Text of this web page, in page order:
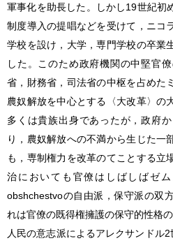
軍事化を助長した。しかし19世紀初
制度導入の提唱などを受けて，ニコ
学校を設け，大学，専門学校の卒業
した。このため政府機関の中堅官
省，財務省，司法省の中枢を占めた
農奴解放を中心とする〈大改革〉の
多くは貴族出身であったが，政府
り，農奴解放への不満から生じた一
も，専制権力を改革のてことする立
治においても官僚はしばしばゼ
obshchestvoの自由派，保守派の双
れは官僚の既得権擁護の保守的性格の
人民の意志派によるアレクサンドル